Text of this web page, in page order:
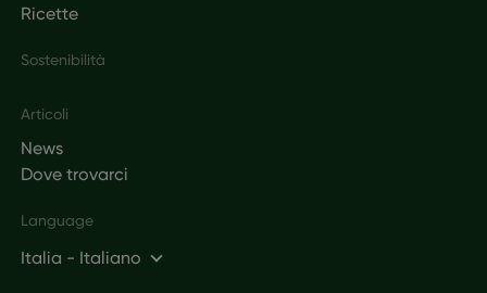
Ricette
Sostenibilità
Articoli
News
Dove trovarci
Language
Italia - Italiano